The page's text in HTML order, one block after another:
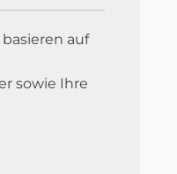
auf
sowie Ihre